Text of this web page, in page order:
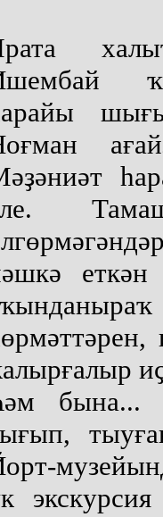
еткән
бына...